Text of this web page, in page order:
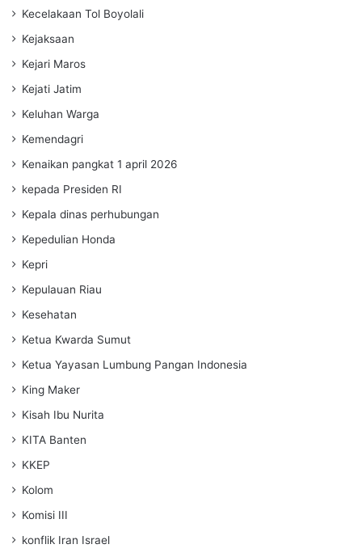
Kecelakaan Tol Boyolali
Kejaksaan
Kejari Maros
Kejati Jatim
Keluhan Warga
Kemendagri
Kenaikan pangkat 1 april 2026
kepada Presiden RI
Kepala dinas perhubungan
Kepedulian Honda
Kepri
Kepulauan Riau
Kesehatan
Ketua Kwarda Sumut
Ketua Yayasan Lumbung Pangan Indonesia
King Maker
Kisah Ibu Nurita
KITA Banten
KKEP
Kolom
Komisi III
konflik Iran Israel